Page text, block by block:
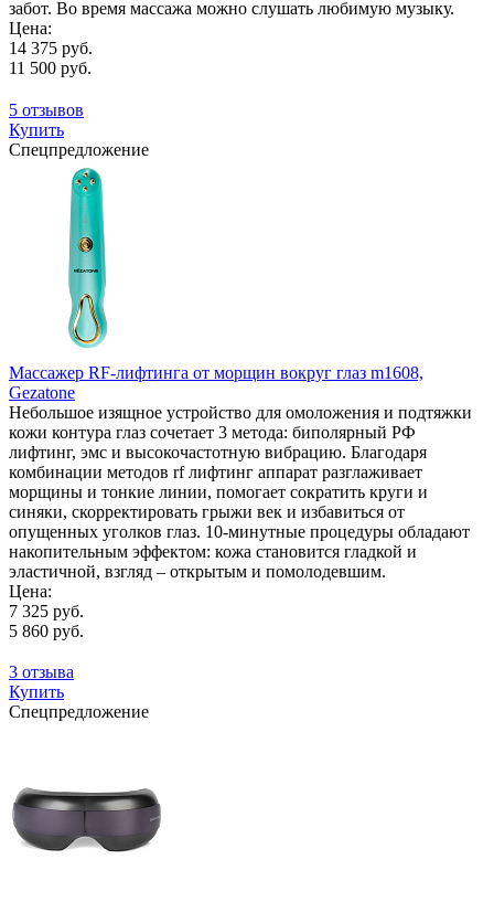
забот. Во время массажа можно слушать любимую музыку.
Цена:
14 375 руб.
11 500 руб.
5 отзывов
Купить
Спецпредложение
Массажер RF-лифтинга от морщин вокруг глаз m1608,
Gezatone
Небольшое изящное устройство для омоложения и подтяжки
кожи контура глаз сочетает 3 метода: биполярный РФ
лифтинг, эмс и высокочастотную вибрацию. Благодаря
комбинации методов rf лифтинг аппарат разглаживает
морщины и тонкие линии, помогает сократить круги и
синяки, скорректировать грыжи век и избавиться от
опущенных уголков глаз. 10-минутные процедуры обладают
накопительным эффектом: кожа становится гладкой и
эластичной, взгляд – открытым и помолодевшим.
Цена:
7 325 руб.
5 860 руб.
3 отзыва
Купить
Спецпредложение